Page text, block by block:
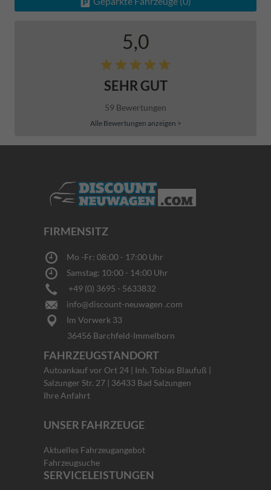
5,0
SEHR GUT
59 Bewertungen
Alle Bewertungen anzeigen >
FIRMENSITZ
Mo -Fr: 08:00 - 17:00 Uhr
Samstag: 10:00 - 14:00 Uhr
+49 (0) 3695 - 5633832
info@discount-neuwagen .com
Im Vorwerk 33
36456 Barchfeld-Immelborn
FAHRZEUGSTANDORT
Autoankauf vor Ort 24 | Inh. Tobias Blaufuß |
Salzunger Str. 27 | 36433 Bad Salzungen
Ihre Anfahrt
UNSER FAHRZEUGE
Aktuelles Fahrzeugangebot
Fahrzeugsuche
SERVICELEISTUNGEN